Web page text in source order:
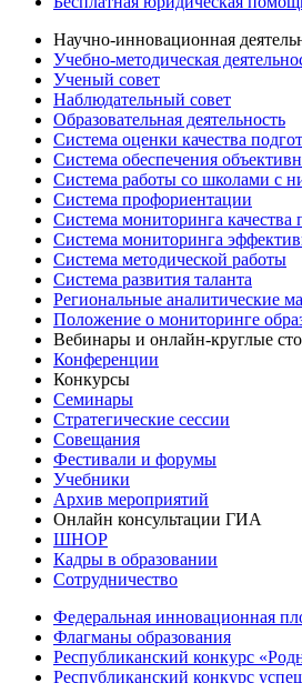
Научно-инновационная
Учебно-методическая
Ученый совет
Наблюдательный совет
Образовательная деятельность
Система оценки качества
Система обеспечения
Система работы со школами с
Система профориентации
Система мониторинга
Система мониторинга
Система методической работы
Система развития таланта
Региональные аналитические
Положение о мониторинге
Вебинары и онлайн-круглые
Конференции
Конкурсы
Семинары
Стратегические сессии
Совещания
Фестивали и форумы
Учебники
Архив мероприятий
Онлайн консультации ГИА
ШНОР
Кадры в образовании
Сотрудничество
Федеральная инновационная
Флагманы образования
Республиканский конкурс
Республиканский конкурс